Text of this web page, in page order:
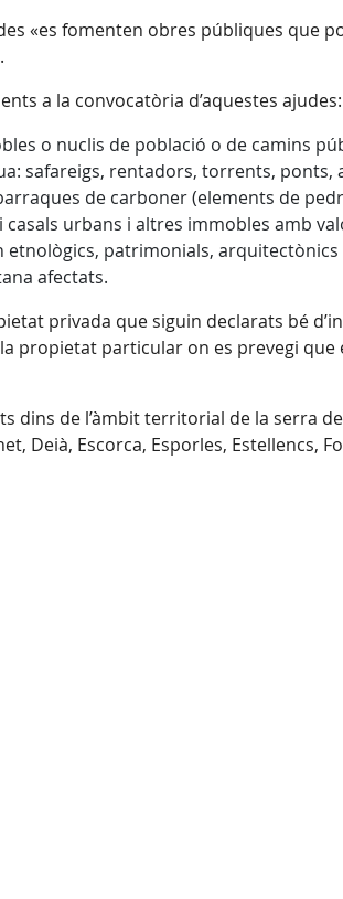
«es fomenten obres públiques que
a la convocatòria d’aquestes ajudes:
o nuclis de població o de camins
safareigs, rentadors, torrents, ponts,
de carboner (elements de
urbans i altres immobles amb
patrimonials,
afectats.
privada que siguin declarats bé
propietat particular on es prevegi
dins de l’àmbit territorial de la serra
Deià, Escorca, Esporles, Estellencs,